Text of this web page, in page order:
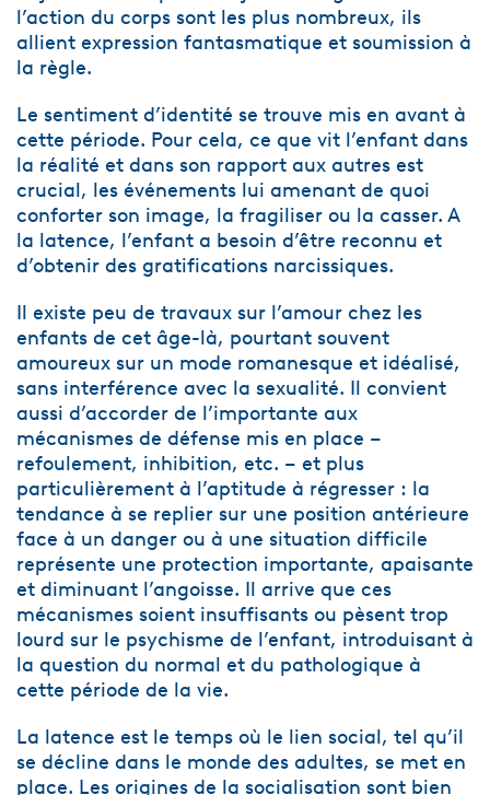
l’action du corps sont les plus nombreux, ils
allient expression fantasmatique et soumission à
la règle.
Le sentiment d’identité se trouve mis en avant à
cette période. Pour cela, ce que vit l’enfant dans
la réalité et dans son rapport aux autres est
crucial, les événements lui amenant de quoi
conforter son image, la fragiliser ou la casser. A
la latence, l’enfant a besoin d’être reconnu et
d’obtenir des gratifications narcissiques.
Il existe peu de travaux sur l’amour chez les
enfants de cet âge-là, pourtant souvent
amoureux sur un mode romanesque et idéalisé,
sans interférence avec la sexualité. Il convient
aussi d’accorder de l’importante aux
mécanismes de défense mis en place –
refoulement, inhibition, etc. – et plus
particulièrement à l’aptitude à régresser : la
tendance à se replier sur une position antérieure
face à un danger ou à une situation difficile
représente une protection importante, apaisante
et diminuant l’angoisse. Il arrive que ces
mécanismes soient insuffisants ou pèsent trop
lourd sur le psychisme de l’enfant, introduisant à
la question du normal et du pathologique à
cette période de la vie.
La latence est le temps où le lien social, tel qu’il
se décline dans le monde des adultes, se met en
place. Les origines de la socialisation sont bien